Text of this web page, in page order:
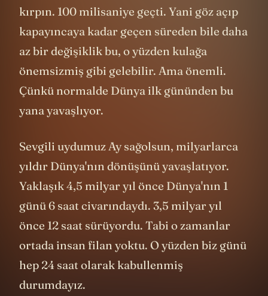
kırpın. 100 milisaniye geçti. Yani göz açıp
kapayıncaya kadar geçen süreden bile daha
az bir değişiklik bu, o yüzden kulağa
önemsizmiş gibi gelebilir. Ama önemli.
Çünkü normalde Dünya ilk gününden bu
yana yavaşlıyor.
Sevgili uydumuz Ay sağolsun, milyarlarca
yıldır Dünya'nın dönüşünü yavaşlatıyor.
Yaklaşık 4,5 milyar yıl önce Dünya'nın 1
günü 6 saat civarındaydı. 3,5 milyar yıl
önce 12 saat sürüyordu. Tabi o zamanlar
ortada insan filan yoktu. O yüzden biz günü
hep 24 saat olarak kabullenmiş
durumdayız.